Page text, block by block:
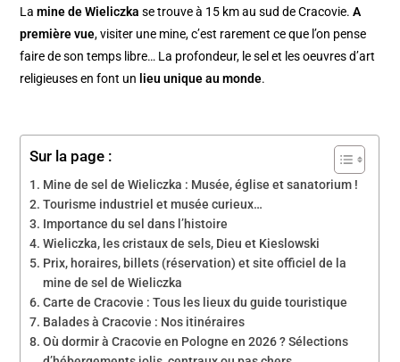
Lamine de Wieliczka se trouve à 15 km au sud de Cracovie.A
première vue, visiter une mine, c’est rarement ce que l’on pense
faire de son temps libre… La profondeur, le sel et les oeuvres d’art
religieuses en font un lieu unique au monde.
Sur la page :
Mine de sel de Wieliczka : Musée, église et sanatorium !
Tourisme industriel et musée curieux…
Importance du sel dans l’histoire
Wieliczka, les cristaux de sels, Dieu et Kieslowski
Prix, horaires, billets (réservation) et site officiel de la
mine de sel de Wieliczka
Carte de Cracovie : Tous les lieux du guide touristique
Balades à Cracovie : Nos itinéraires
Où dormir à Cracovie en Pologne en 2026 ? Sélections